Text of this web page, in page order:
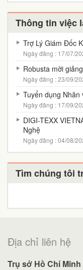
Thông tin việc
Trợ Lý Giám Đốc
Ngày đăng : 17/07/
Robusta mời
Ngày đăng : 23/09/
Tuyển dụng Nhân
Ngày đăng : 17/09/
DIGI-TEXX
Nghệ
Ngày đăng : 04/08/
Tìm chúng tôi
Địa chỉ liên hệ
Trụ sở Hồ Chí Minh